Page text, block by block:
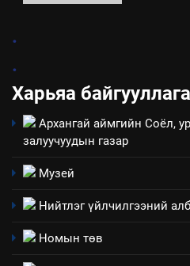
ЗАР ТАЗ-
3
4
.
.
Харьяа байгууллага
Архангай аймгийн Соёл,
залуучуудын газар
Музей
Нийтлэг үйлчилгээний
Номын төв